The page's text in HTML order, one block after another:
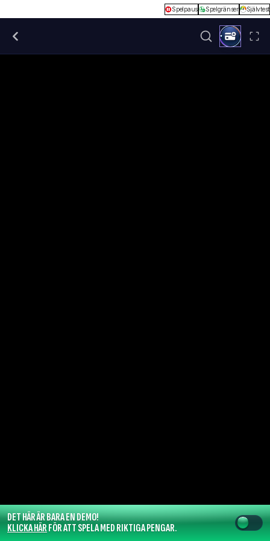
Spelpaus Spelgränser Självtest
DET HÄR ÄR BARA EN DEMO!
KLICKA HÄRFÖR ATT SPELA MED RIKTIGA PENGAR.